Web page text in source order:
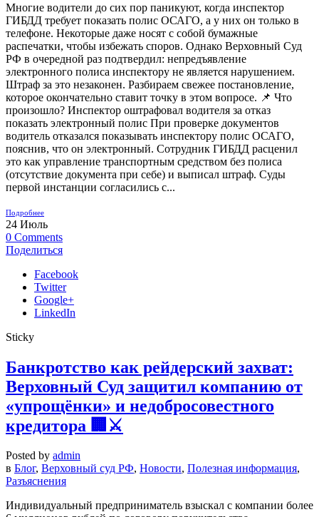
Многие водители до сих пор паникуют, когда инспектор
ГИБДД требует показать полис ОСАГО, а у них он только в
телефоне. Некоторые даже носят с собой бумажные
распечатки, чтобы избежать споров. Однако Верховный Суд
РФ в очередной раз подтвердил: непредъявление
электронного полиса инспектору не является нарушением.
Штраф за это незаконен. Разбираем свежее постановление,
которое окончательно ставит точку в этом вопросе. 📌 Что
произошло? Инспектор оштрафовал водителя за отказ
показать электронный полис При проверке документов
водитель отказался показывать инспектору полис ОСАГО,
пояснив, что он электронный. Сотрудник ГИБДД расценил
это как управление транспортным средством без полиса
(отсутствие документа при себе) и выписал штраф. Суды
первой инстанции согласились с...
Подробнее
24 Июль
0 Comments
Поделиться
Facebook
Twitter
Google+
LinkedIn
Sticky
Банкротство как рейдерский захват:
Верховный Суд защитил компанию от
«упрощёнки» и недобросовестного
кредитора 🏢⚔️
Posted by admin
в Блог, Верховный суд РФ, Новости, Полезная информация,
Разъяснения
Индивидуальный предприниматель взыскал с компании более